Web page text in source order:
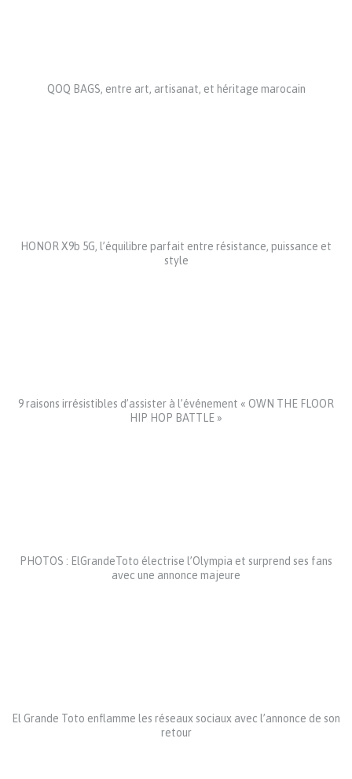
QOQ BAGS, entre art, artisanat, et héritage marocain
HONOR X9b 5G, l’équilibre parfait entre résistance, puissance et
style
9 raisons irrésistibles d’assister à l’événement « OWN THE FLOOR
HIP HOP BATTLE »
PHOTOS : ElGrandeToto électrise l’Olympia et surprend ses fans
avec une annonce majeure
El Grande Toto enflamme les réseaux sociaux avec l’annonce de son
retour